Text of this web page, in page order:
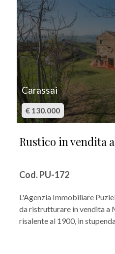
Carassai
€ 130.000
Rustico in vendita
Cod. PU-172
L'Agenzia Immobiliare
da ristrutturare in vendita a
risalente al 1900, in